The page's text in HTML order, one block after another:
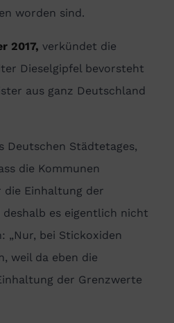
worden sind.
2017, verkündet die
Dieselgipfel bevorsteht
aus ganz Deutschland
Deutschen Städtetages,
die Kommunen
Einhaltung der
es eigentlich nicht
„Nur, bei Stickoxiden
weil da eben die
der Grenzwerte